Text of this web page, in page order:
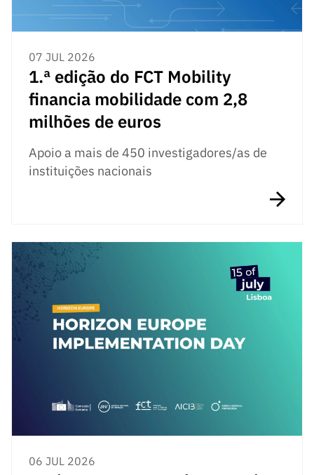
07 JUL 2026
1.ª edição do FCT Mobility
financia mobilidade com 2,8
milhões de euros
Apoio a mais de 450 investigadores/as de
instituições nacionais
06 JUL 2026